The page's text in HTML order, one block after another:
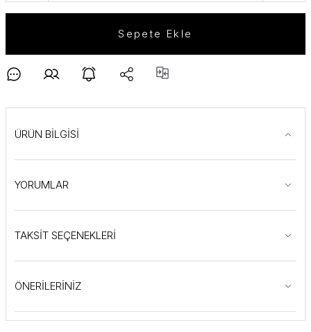
Sepete Ekle
ÜRÜN BİLGİSİ
YORUMLAR
TAKSİT SEÇENEKLERİ
ÖNERİLERİNİZ